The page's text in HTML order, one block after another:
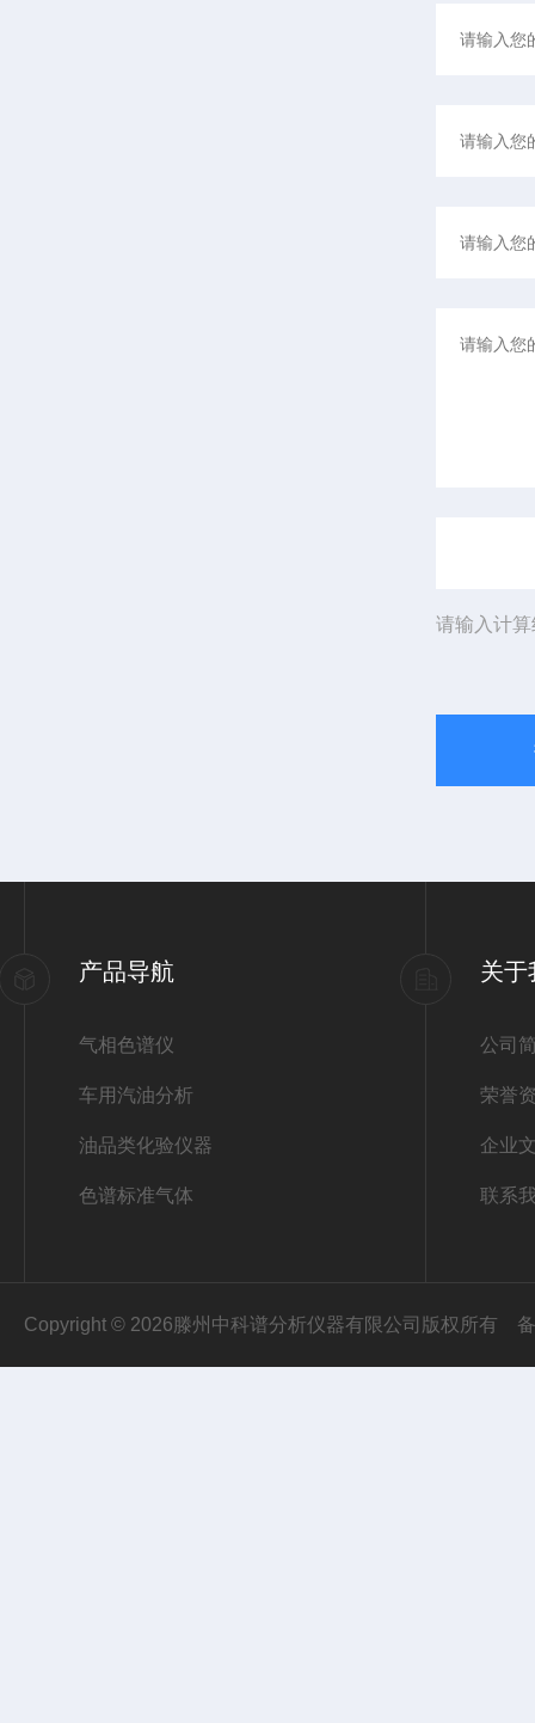
请输入计
产品导航
气相色谱仪
车用汽油分析
油品类化验仪器
色谱标准气体
关于
公司
荣誉
企业
联系
Copyright © 2026滕州中科谱分析仪器有限公司版权所有